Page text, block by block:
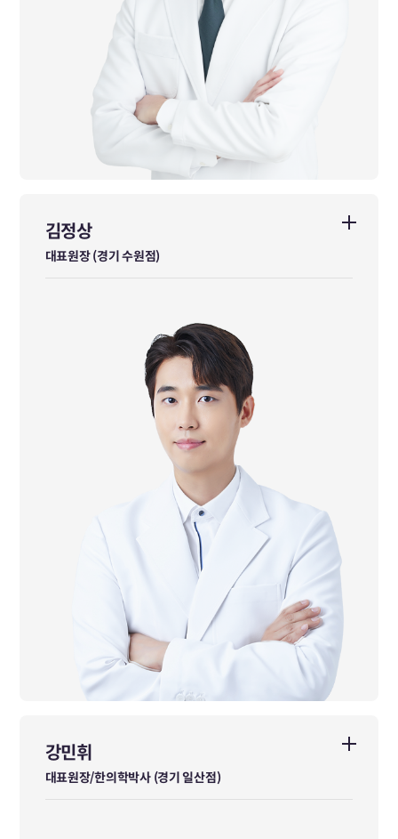
김정상
대표원장 (경기 수원점)
김정상
대표원장 (경기 수원점)
가천대학교 한의학과 졸업
경희대학교 한의학과 석사
前 다이트한의원 본점 수석원장
대한한의사협회 브랜드위원회 위원
서울시한의사회 홍보이사
강남구한의사회 홍보이사
강민휘
대표원장/한의학박사 (경기 일산점)
강민휘
대표원장/한의학박사 (경기 일산점)